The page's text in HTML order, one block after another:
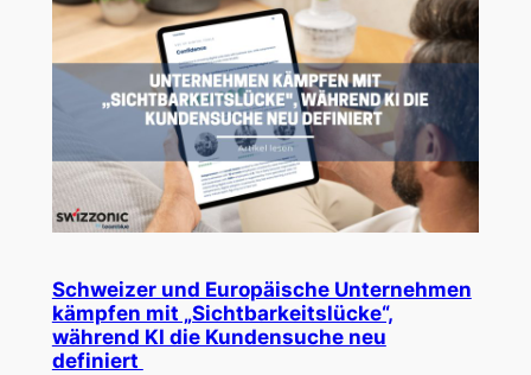
Schweizer und Europäische Unternehmen
kämpfen mit „Sichtbarkeitslücke“,
während KI die Kundensuche neu
definiert